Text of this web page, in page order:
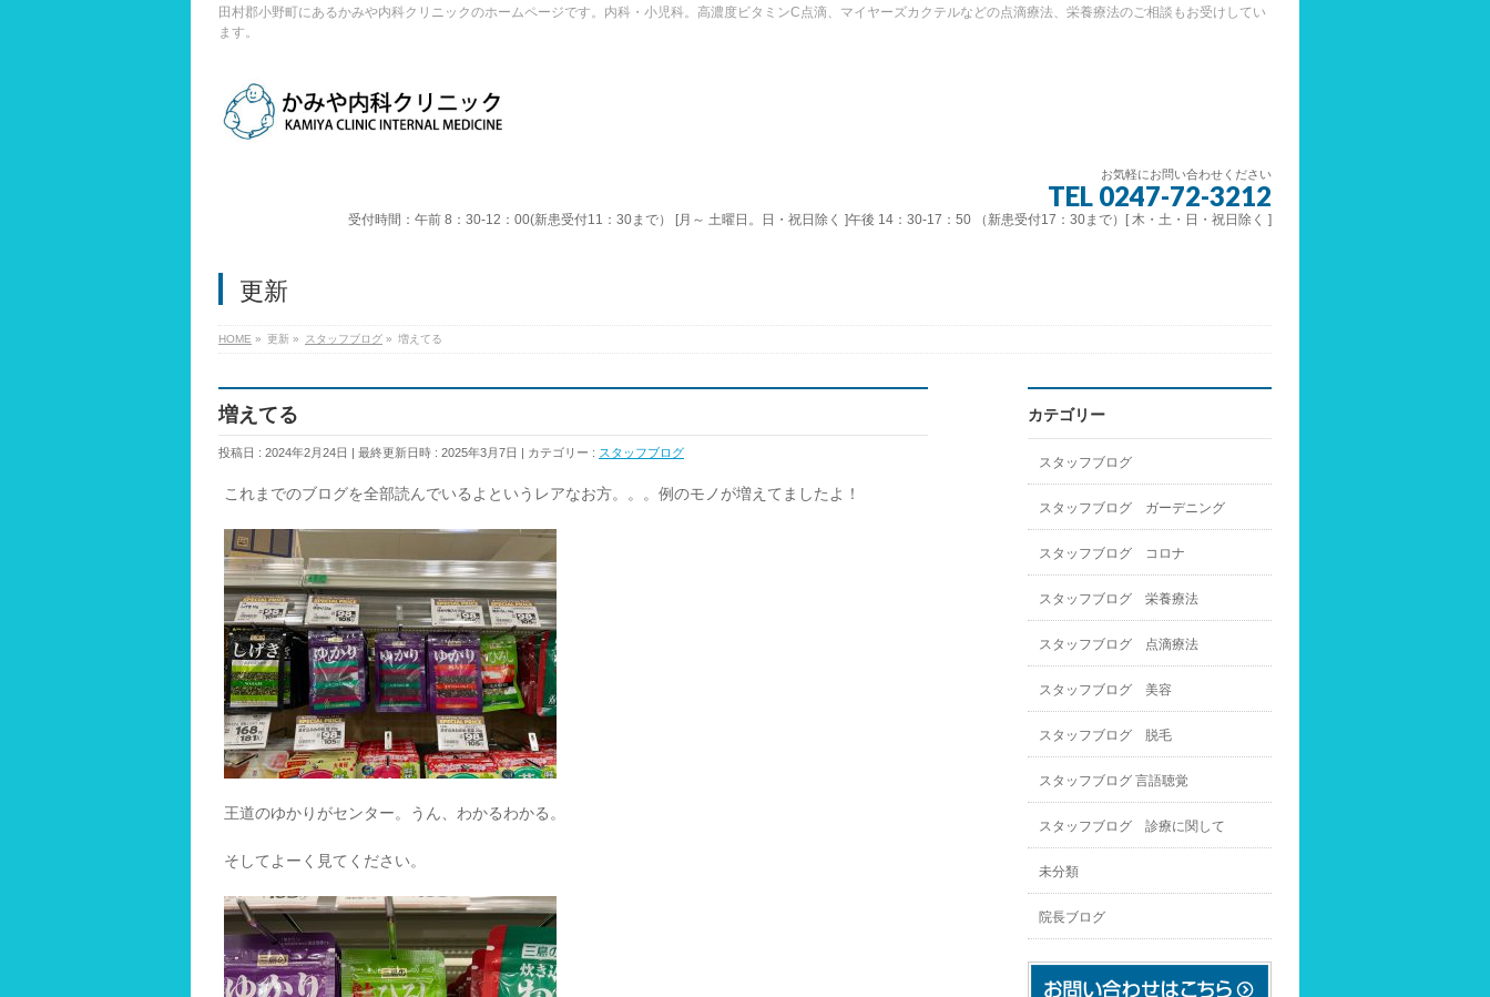
田村郡小野町にあるかみや内科クリニックのホームページです。内科・小児科。高濃度ビタミンC点滴、マイヤーズカクテルなどの点滴療法、栄養療法のご相談もお受けしてい
ます。
お気軽にお問い合わせください
TEL 0247-72-3212
受付時間：午前 8：30-12：00(新患受付11：30まで） [月～ 土曜日。日・祝日除く ]午後 14：30-17：50 （新患受付17：30まで）[ 木・土・日・祝日除く ]
更新
HOME » 更新 » スタッフブログ » 増えてる
増えてる
投稿日 : 2024年2月24日 最終更新日時 : 2025年3月7日 カテゴリー : スタッフブログ
これまでのブログを全部読んでいるよというレアなお方。。。例のモノが増えてましたよ！
王道のゆかりがセンター。うん、わかるわかる。
そしてよーく見てください。
カテゴリー
スタッフブログ
スタッフブログ ガーデニング
スタッフブログ コロナ
スタッフブログ 栄養療法
スタッフブログ 点滴療法
スタッフブログ 美容
スタッフブログ 脱毛
スタッフブログ 言語聴覚
スタッフブログ 診療に関して
未分類
院長ブログ